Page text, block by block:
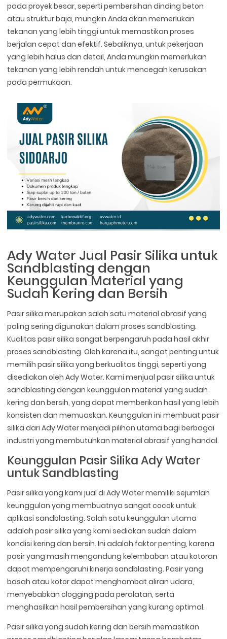
pada proyek besar, seperti pembersihan dinding beton
atau struktur baja, mungkin Anda akan memerlukan
tekanan yang lebih tinggi untuk memastikan proses
berjalan cepat dan efektif. Sebaliknya, untuk pekerjaan
yang lebih halus dan detail, Anda mungkin memerlukan
tekanan yang lebih rendah untuk mencegah kerusakan
pada permukaan.
Ady Water Jual Pasir Silika untuk
Sandblasting dengan
Keunggulan Material yang
Sudah Kering dan Bersih
Pasir silika merupakan salah satu material abrasif yang
paling sering digunakan dalam proses sandblasting.
Kualitas pasir silika sangat berpengaruh pada hasil akhir
proses sandblasting. Oleh karena itu, sangat penting untuk
memilih pasir silika yang berkualitas tinggi, seperti yang
disediakan oleh Ady Water. Kami menjual pasir silika untuk
sandblasting dengan keunggulan material yang sudah
kering dan bersih, yang dapat memberikan hasil yang lebih
konsisten dan memuaskan. Keunggulan ini membuat pasir
silika dari Ady Water menjadi pilihan utama bagi berbagai
industri yang membutuhkan material abrasif yang handal.
Keunggulan Pasir Silika Ady Water
untuk Sandblasting
Pasir silika yang kami jual di Ady Water memiliki sejumlah
keunggulan yang membuatnya sangat cocok untuk
aplikasi sandblasting. Salah satu keunggulan utama
adalah pasir silika yang kami sediakan sudah dalam
kondisi kering dan bersih. Ini adalah faktor penting, karena
pasir yang masih mengandung kelembaban atau kotoran
dapat mempengaruhi kinerja sandblasting. Pasir yang
basah atau kotor dapat menghambat aliran udara,
menyebabkan clogging pada peralatan, serta
menghasilkan hasil pembersihan yang kurang optimal.
Pasir silika yang sudah kering dan bersih memastikan